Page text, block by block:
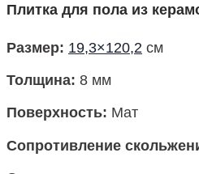
Плитка для пола из
Размер: 19,3×120,2 см
Толщина: 8 мм
Поверхность: Мат
Сопротивление